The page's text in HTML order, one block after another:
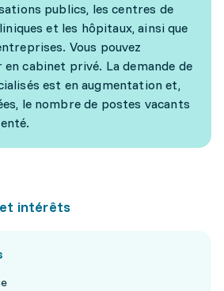
publics, les centres de
et les hôpitaux, ainsi que
Vous pouvez
cabinet privé. La demande de
est en augmentation et,
le nombre de postes vacants
intérêts